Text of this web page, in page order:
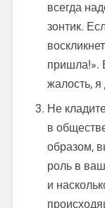
всегда
зонтик.
пришла!».
жалость, я
Не
в
образом,
роль в
и